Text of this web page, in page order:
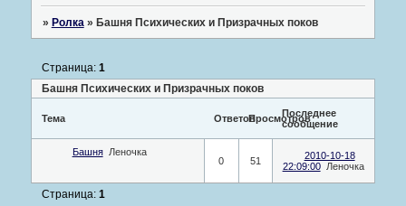
» Ролка » Башня Психических и Призрачных поков
Башня Психических и Призрачных поков
Страница: 1
Тема ОтветовПросмотровПоследнее
сообщение
Башня
Леночка
0
51
2010-10-18
22:09:00
Леночка
Страница: 1